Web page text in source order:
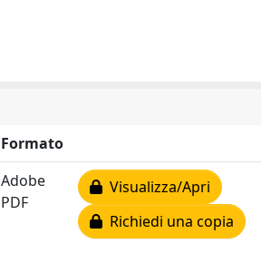
Formato
Adobe
PDF
Visualizza/Apri
Richiedi una copia